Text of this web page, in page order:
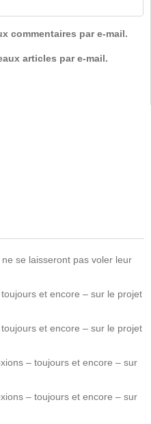
commentaires par e-mail.
articles par e-mail.
se laisseront pas voler leur
et encore – sur le projet
et encore – sur le projet
– toujours et encore – sur
– toujours et encore – sur